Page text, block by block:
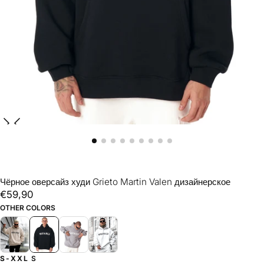
Чёрное оверсайз худи Grieto Martin Valen дизайнерское
€59,90
Regular
price
€59,90
OTHER COLORS
S-XXL S